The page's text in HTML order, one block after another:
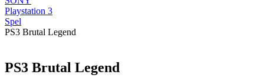
Playstation 3
Spel
PS3 Brutal Legend
PS3 Brutal Legend